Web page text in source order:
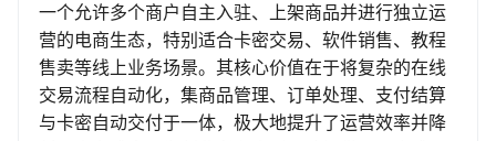
一个允许多个商户自主入驻、上架商品并进行独立运
营的电商生态，特别适合卡密交易、软件销售、教程
售卖等线上业务场景。其核心价值在于将复杂的在线
交易流程自动化，集商品管理、订单处理、支付结算
与卡密自动交付于一体，极大地提升了运营效率并降